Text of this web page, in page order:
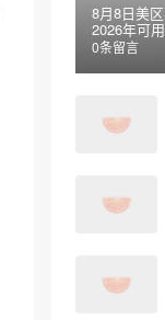
8月8日美
2026年可
0条留言